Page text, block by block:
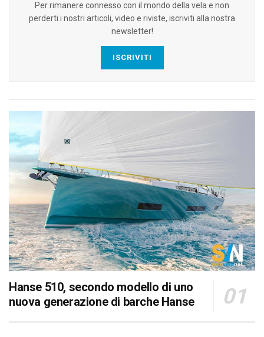
Per rimanere connesso con il mondo della vela e non
perderti i nostri articoli, video e riviste, iscriviti alla nostra
newsletter!
ISCRIVITI
Hanse 510, secondo modello di uno
nuova generazione di barche Hanse